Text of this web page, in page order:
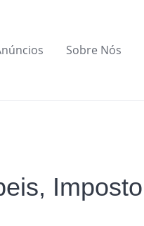
Sobre Nós
Imposto